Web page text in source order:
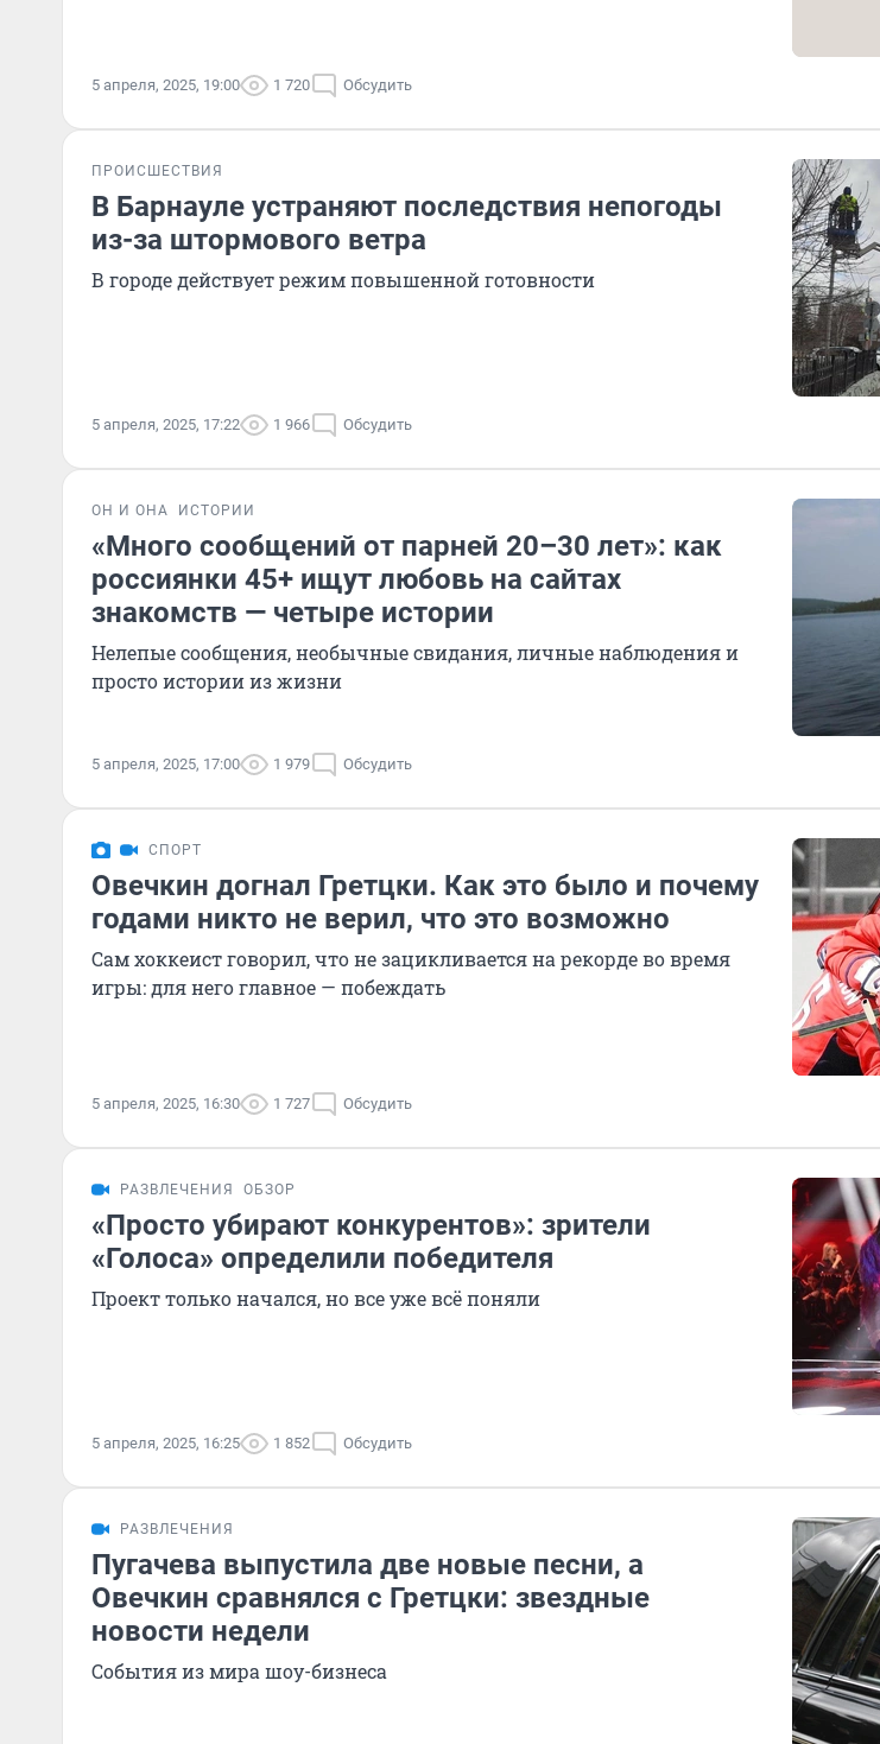
5 апреля, 2025, 19:00 1 720 Обсудить
ПРОИСШЕСТВИЯ
В Барнауле устраняют последствия непогоды
из-за штормового ветра
В городе действует режим повышенной готовности
5 апреля, 2025, 17:22 1 966 Обсудить
ОН И ОНА ИСТОРИИ
«Много сообщений от парней 20–30 лет»: как
россиянки 45+ ищут любовь на сайтах
знакомств — четыре истории
Нелепые сообщения, необычные свидания, личные наблюдения и
просто истории из жизни
5 апреля, 2025, 17:00 1 979 Обсудить
СПОРТ
Овечкин догнал Гретцки. Как это было и почему
годами никто не верил, что это возможно
Сам хоккеист говорил, что не зацикливается на рекорде во время
игры: для него главное — побеждать
5 апреля, 2025, 16:30 1 727 Обсудить
РАЗВЛЕЧЕНИЯ ОБЗОР
«Просто убирают конкурентов»: зрители
«Голоса» определили победителя
Проект только начался, но все уже всë поняли
5 апреля, 2025, 16:25 1 852 Обсудить
РАЗВЛЕЧЕНИЯ
Пугачева выпустила две новые песни, а
Овечкин сравнялся с Гретцки: звездные
новости недели
События из мира шоу-бизнеса